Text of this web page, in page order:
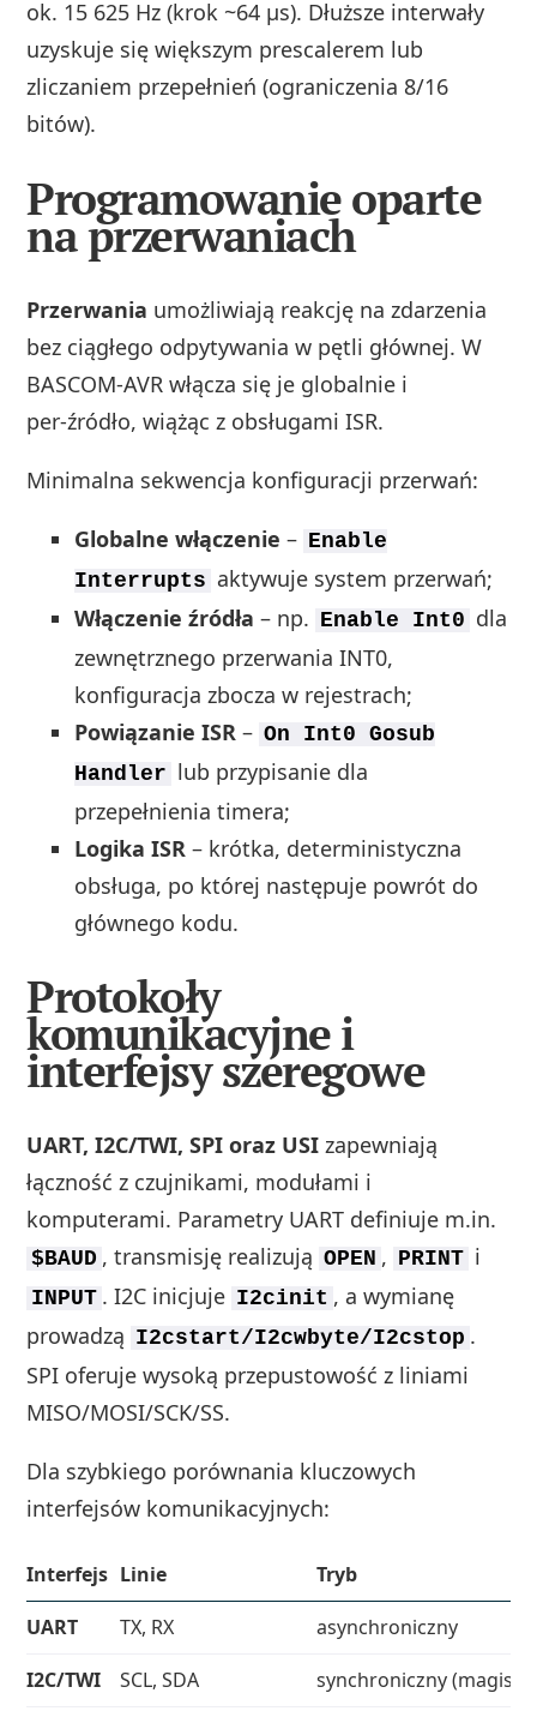
ok. 15 625 Hz (krok ~64 µs). Dłuższe interwały
uzyskuje się większym prescalerem lub
zliczaniem przepełnień (ograniczenia 8/16
bitów).
Programowanie oparte
na przerwaniach
Przerwania umożliwiają reakcję na zdarzenia
bez ciągłego odpytywania w pętli głównej. W
BASCOM‑AVR włącza się je globalnie i
per‑źródło, wiążąc z obsługami ISR.
Minimalna sekwencja konfiguracji przerwań:
Globalne włączenie – Enable
Interrupts aktywuje system przerwań;
Włączenie źródła – np. Enable Int0 dla
zewnętrznego przerwania INT0,
konfiguracja zbocza w rejestrach;
Powiązanie ISR – On Int0 Gosub
Handler lub przypisanie dla
przepełnienia timera;
Logika ISR – krótka, deterministyczna
obsługa, po której następuje powrót do
głównego kodu.
Protokoły
komunikacyjne i
interfejsy szeregowe
UART, I2C/TWI, SPI oraz USI zapewniają
łączność z czujnikami, modułami i
komputerami. Parametry UART definiuje m.in.
$BAUD , transmisję realizują OPEN , PRINT i
INPUT . I2C inicjuje I2cinit , a wymianę
prowadzą I2cstart/I2cwbyte/I2cstop .
SPI oferuje wysoką przepustowość z liniami
MISO/MOSI/SCK/SS.
Dla szybkiego porównania kluczowych
interfejsów komunikacyjnych:
Interfejs Linie
Tryb
UART
TX, RX
asynchroniczny
I2C/TWI
SCL, SDA
synchroniczny